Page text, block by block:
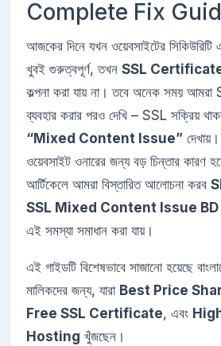
Complete Fix
আজকের দিনে যখন ওয়েবসাইটের সিকিউরিটি
খুবই গুরুত্বপূর্ণ, তখন SSL
কল্পনা করা যায় না। তবে অনেক সময়
ব্যবহার করার পরও দেখি – SSL সক্রিয়
“Mixed Content Issue”
ওয়েবসাইট ওনারের জন্য বড় চিন্তার কারণ
আর্টিকেলে আমরা বিস্তারিত আলোচনা করব
SSL Mixed Content Issue BD
এই সমস্যা সমাধান করা যায়।
এই গাইডটি বিশেষভাবে সাজানো হয়েছে
মালিকদের জন্য, যারা Best Price
Free SSL Certificate, এবং
Hosting খুঁজছেন।